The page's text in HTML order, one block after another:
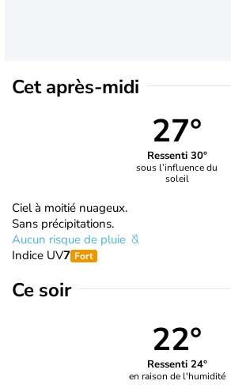
Cet après-midi
27°
Ressenti 30°
sous l’influence du
soleil
Ciel à moitié nuageux.
Sans précipitations.
Aucun risque de pluie
Indice UV7 Fort
Ce soir
22°
Ressenti 24°
en raison de l'humidité